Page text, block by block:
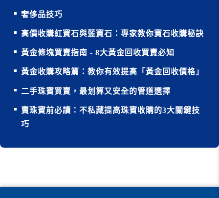
奢侈品技巧
高價收購紅寶石與藍寶石：專家教你寶石收購秘訣
黃金條塊買賣指南 - 8大黃金回收買賣必知
黃金收購攻略篇：教你有效提高「黃金回收價格」
二手珠寶買賣，最划算又安全的管道選擇
賣珠寶前必讀：不私藏提高珠寶收購的3大關鍵技
巧